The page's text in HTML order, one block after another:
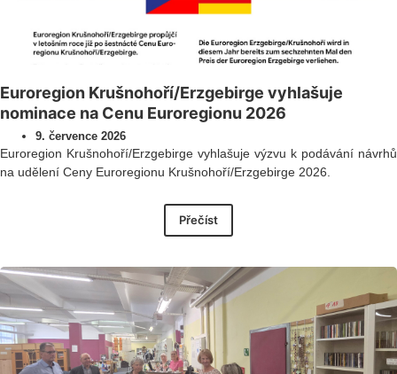
Euroregion Krušnohoří/Erzgebirge vyhlašuje
nominace na Cenu Euroregionu 2026
9. července 2026
Euroregion Krušnohoří/Erzgebirge vyhlašuje výzvu k podávání návrhů
na udělení Ceny Euroregionu Krušnohoří/Erzgebirge 2026.
Přečíst